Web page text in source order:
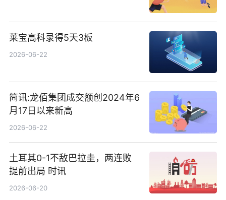
莱宝高科录得5天3板
2026-06-22
简讯:龙佰集团成交额创2024年6
月17日以来新高
2026-06-22
土耳其0-1不敌巴拉圭，两连败
提前出局 时讯
2026-06-20